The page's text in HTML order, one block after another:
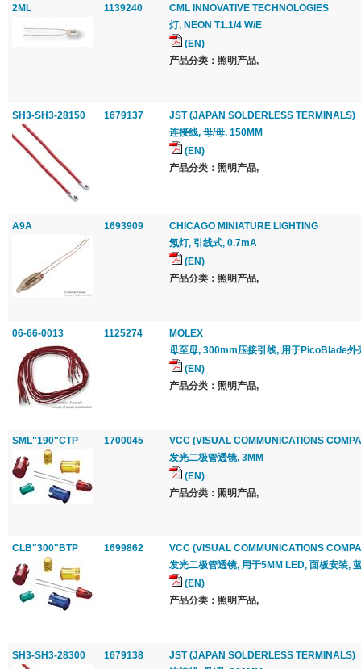
2ML 1139240
CML INNOVATIVE TECHNOLOGIES
灯, NEON T1.1/4 W/E
(EN)
产品分类：照明产品,
SH3-SH3-28150 1679137
JST (JAPAN SOLDERLESS TERMINALS)
连接线, 母/母, 150MM
(EN)
产品分类：照明产品,
A9A 1693909
CHICAGO MINIATURE LIGHTING
氖灯, 引线式, 0.7mA
(EN)
产品分类：照明产品,
06-66-0013 1125274
MOLEX
母至母, 300mm压接引线, 用于PicoBlade外
(EN)
产品分类：照明产品,
SML"190"CTP 1700045
VCC (VISUAL COMMUNICATIONS
发光二极管透镜, 3MM
(EN)
产品分类：照明产品,
CLB"300"BTP 1699862
VCC (VISUAL COMMUNICATIONS
发光二极管透镜, 用于5MM LED, 面板安装,
(EN)
产品分类：照明产品,
SH3-SH3-28300 1679138
JST (JAPAN SOLDERLESS TERMINALS)